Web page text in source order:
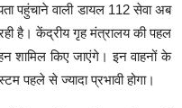
पहुंचाने वाली डायल 112 सेवा अब
है। केंद्रीय गृह मंत्रालय की पहल
शामिल किए जाएंगे। इन वाहनों के
पहले से ज्यादा प्रभावी होगा।